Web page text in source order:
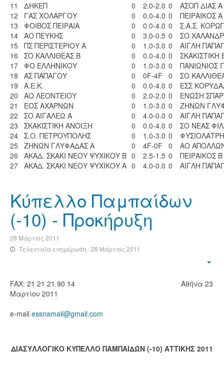
11
ΔΗΚΕΠ 0 2.0-2.0 0
ΑΣΟΠ ΔΙΑΣ Α
12
ΓΑΣ ΧΟΛΑΡΓΟΥ 0 0.0-4.0 0
ΠΕΙΡΑΙΚΟΣ Α
13
ΦΟΙΒΟΣ ΠΕΙΡΑΙΑ 0 0.0-4.0 0
Σ.Α.Σ.
14 ΑΟ ΠΕΥΚΗΣ 0 3.0-0.5 0
ΣΟ
15 ΠΣ ΠΕΡΙΣΤΕΡΙΟΥ Α 0 1.0-3.0 0
ΑΙΓΛΗ
16
ΣΟ ΚΑΛΛΙΘΕΑΣ Β 0 0.0-4.0 0
ΣΚΑΚΙΣΤΙΚΗ
17
ΦΟ ΕΛΛΗΝΙΚΟΥ 0 1.0-3.0 0
ΠΑΝΙΩΝΙΟΣ
18
ΑΣ ΠΑΠΑΓΟΥ 0 0F-4F 0
ΣΟ
19
Α.Ε.Κ. 0 0.0-4.0 0
ΕΣΣ
20
ΑΟ ΛΕΟΝΤΕΙΟΥ 0 2.0-2.0 0
ΕΝΩΣΗ
21
ΕΟΣ ΑΧΑΡΝΩΝ 0 1.0-3.0 0
ΖΗΝΩΝ
22
ΣΟ ΑΙΓΑΛΕΩ Α 0 4.0-0.0 0
ΑΙΓΛΗ
23
ΣΚΑΚΙΣΤΙΚΗ ΑΝΟΙΞΗ 0 0.0-4.0 0
ΣΟ ΝΕΑΣ
24 Σ.Ο. ΠΕΤΡΟΥΠΟΛΗΣ 0 1.0-3.0 0
25 ΖΗΝΩΝ ΓΛΥΦΑΔΑΣ Α 0 4F-0F 0
ΑΟ
26
ΑΚΑΔ. ΣΚΑΚΙ ΝΕΟΥ ΨΥΧΙΚΟΥ Β 0 2.5-1.5 0
ΠΕΙΡΑΙΚΟΣ Β
27 ΑΚΑΔ. ΣΚΑΚΙ ΝΕΟΥ ΨΥΧΙΚΟΥ Α 0 4.0-0.0 0 ΑΙΓΛΗ
Κύπελλο Παμπαίδων
(-10) - Προκήρυξη
28 Μάρτιος 2011
Τελευταία ενημέρωση : 28 Μάρτιος 2011
FAX: 21 21 21 90 14 Αθήνα 23
Μαρτίου 2011
e-mail essnamail@gmail.com
ΔΙΑΣΥΛΛΟΓΙΚΟ ΚΥΠΕΛΛΟ ΠΑΜΠΑΙΔΩΝ (-10) ΑΤΤΙΚΗΣ 2011